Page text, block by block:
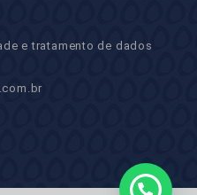
e tratamento de dados